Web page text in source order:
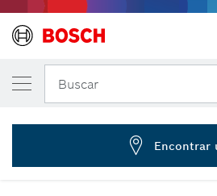
Buscar
... Juego de cinceles PRO SDS
Juego de cinceles PRO
2 607 017 516
Encontrar